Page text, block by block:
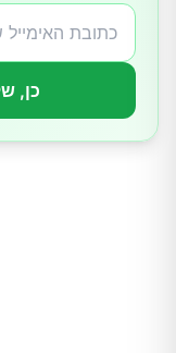
בריאות העור
ניהול משקל
ויסות סוכר בדם
כן,